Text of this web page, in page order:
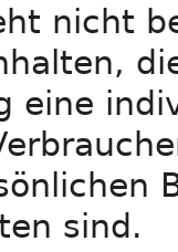
nicht
eine
sind.